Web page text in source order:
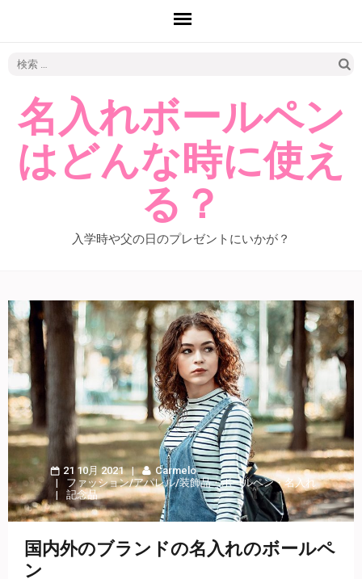
名入れボールペン
はどんな時に使え
る？
入学時や父の日のプレゼントにいかが？
21 10月 2021
Carmelo
ファッション/アパレル/装飾品・ボールペン・名入れ
記念品
国内外のブランドの名入れのボールペ
ン